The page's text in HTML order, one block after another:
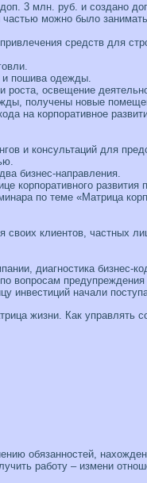
3 млн. руб. и создано
можно было
средств для
и пошива одежды.
освещение
получены новые
на корпоративное
и консультаций для
бизнес-направления.
корпоративного
по теме «Матрица
клиентов, частных
диагностика бизнес-
вопросам предупреждения
инвестиций начали
жизни. Как управлять
обязанностей,
работу – измени